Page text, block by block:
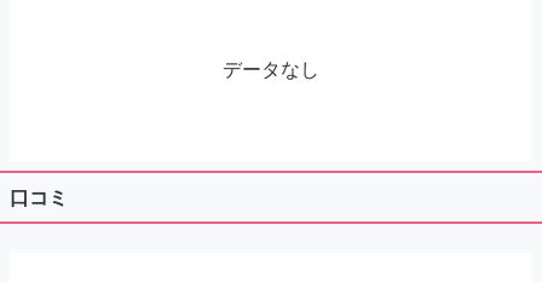
データなし
口コミ